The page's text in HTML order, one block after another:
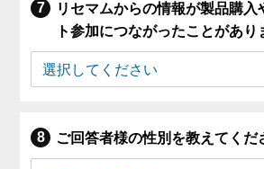
リセマムからの情報が製品購入
ト参加につながったことがあり
ご回答者様の性別を教えてくだ